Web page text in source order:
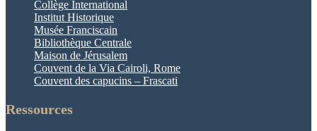
Collège International
Institut Historique
Musée Franciscain
Bibliothèque Centrale
Maison de Jérusalem
Couvent de la Via Cairoli, Rome
Couvent des capucins – Frascati
Ressources